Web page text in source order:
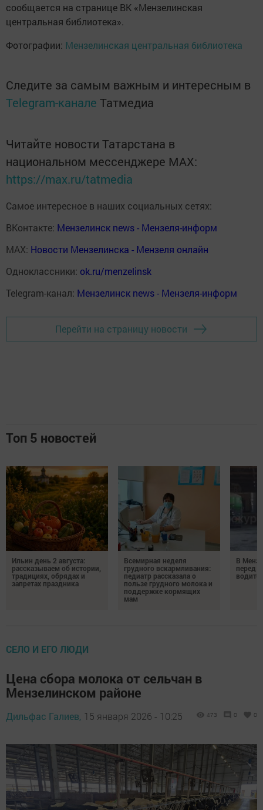
сообщается на странице ВК «Мензелинская
центральная библиотека».
Фотографии: Мензелинская центральная библиотека
Следите за самым важным и интересным в
Telegram-канале Татмедиа
Читайте новости Татарстана в
национальном мессенджере MАХ:
https://max.ru/tatmedia
Самое интересное в наших социальных сетях:
ВКонтакте: Мензелинск news - Мензеля-информ
MAX: Новости Мензелинска - Мензеля онлайн
Одноклассники: ok.ru/menzelinsk
Telegram-канал: Мензелинск news - Мензеля-информ
Перейти на страницу новости
Топ 5 новостей
Ильин день 2 августа:
рассказываем об истории,
традициях, обрядах и
запретах праздника
Всемирная неделя
грудного вскармливания:
педиатр рассказала о
пользе грудного молока и
поддержке кормящих
мам
В
перед
СЕЛО И ЕГО ЛЮДИ
Цена сбора молока от сельчан в
Мензелинском районе
Дильфас Галиев, 15 января 2026 - 10:25 473 0 0